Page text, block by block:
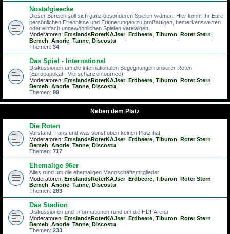
Nostalgieecke
Dieser Bereich soll sich ganz besonderen Spielen widmen. Hier könnt Ihr Eure
persönlichen Erlebnisse und Erinnerungen zu großartigen, bemerkenswerten
oder einfach ungewöhnlichen Spielen verewigen.
Moderatoren: EmslandsRoterKAJser, Erdbeere Tiburon Roter Stern
Bemeh Anorie Tanne Discostu
Themen: 34
Das Spiel - International
Diskussionen um die internationalen Begegnungen unserer Roten
(Europapokal - Vierschanzentournee)
Moderatoren: EmslandsRoterKAJser, Erdbeere Tiburon Roter Stern
Bemeh Anorie Tanne Discostu
Themen: 99
Neben dem Platz
Die Roten
Vorstand, Fans und was sonst oben keinen Platz hat
Moderatoren: EmslandsRoterKAJser, Erdbeere Tiburon Roter Stern
Bemeh Anorie Tanne Discostu
Themen: 717
Ehemalige 96er
Alles rund um die ehemaligen Mannschaftsmitglieder
Moderatoren: EmslandsRoterKAJser, Erdbeere Tiburon Roter Stern
Bemeh Anorie Tanne Discostu
Themen: 283
Das Stadion
Diskussionen und Informationen rund um die HDI-Arena
Moderatoren: EmslandsRoterKAJser, Erdbeere Tiburon Roter Stern
Bemeh Anorie Tanne Discostu
Themen: 233